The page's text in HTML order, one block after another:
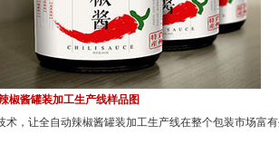
椒酱罐装加工生产线样品图
让全自动辣椒酱罐装加工生产线在整个包装市场富